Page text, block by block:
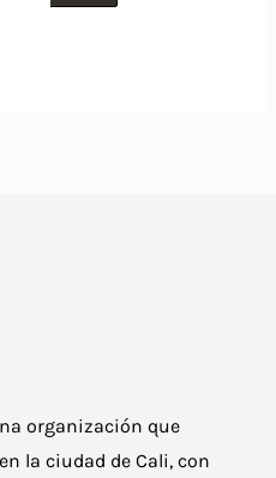
organización que
la ciudad de Cali, con